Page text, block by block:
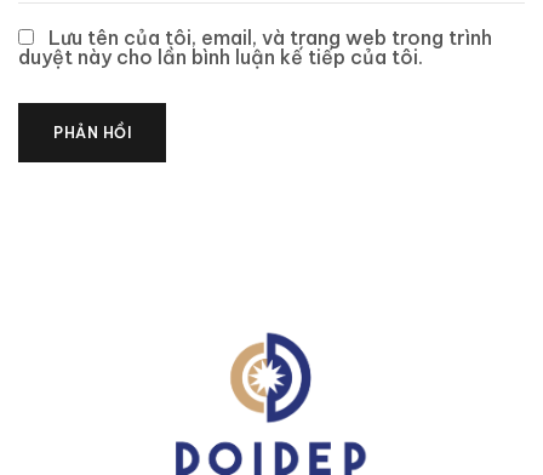
Lưu tên của tôi, email, và trang web trong trình
duyệt này cho lần bình luận kế tiếp của tôi.